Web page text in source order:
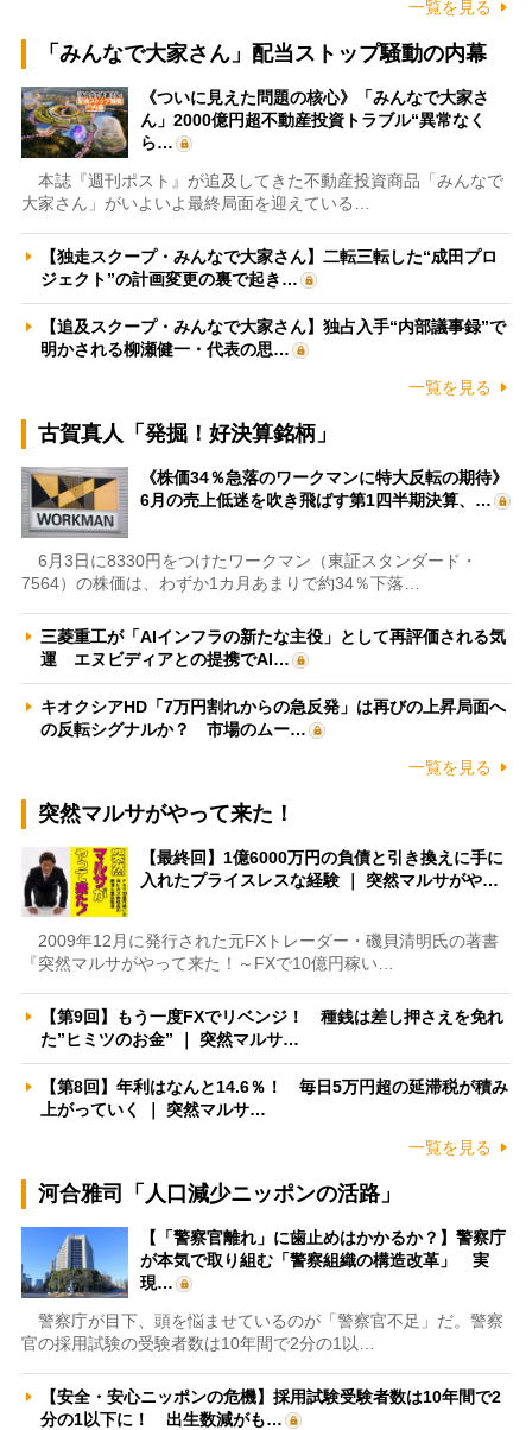
一覧を見る
「みんなで大家さん」配当ストップ騒動の内幕
《ついに見えた問題の核心》「みんなで大家さ
ん」2000億円超不動産投資トラブル“異常なく
ら…
本誌『週刊ポスト』が追及してきた不動産投資商品「みんなで
大家さん」がいよいよ最終局面を迎えている…
【独走スクープ・みんなで大家さん】二転三転した“成田プロ
ジェクト”の計画変更の裏で起き…
【追及スクープ・みんなで大家さん】独占入手“内部議事録”で
明かされる柳瀬健一・代表の思…
一覧を見る
古賀真人「発掘！好決算銘柄」
《株価34％急落のワークマンに特大反転の期待》
6月の売上低迷を吹き飛ばす第1四半期決算、…
6月3日に8330円をつけたワークマン（東証スタンダード・
7564）の株価は、わずか1カ月あまりで約34％下落…
三菱重工が「AIインフラの新たな主役」として再評価される気
運 エヌビディアとの提携でAI…
キオクシアHD「7万円割れからの急反発」は再びの上昇局面へ
の反転シグナルか？ 市場のムー…
一覧を見る
突然マルサがやって来た！
【最終回】1億6000万円の負債と引き換えに手に
入れたプライスレスな経験 ｜ 突然マルサがや…
2009年12月に発行された元FXトレーダー・磯貝清明氏の著書
『突然マルサがやって来た！～FXで10億円稼い…
【第9回】もう一度FXでリベンジ！ 種銭は差し押さえを免れ
た”ヒミツのお金” ｜ 突然マルサ…
【第8回】年利はなんと14.6％！ 毎日5万円超の延滞税が積み
上がっていく ｜ 突然マルサ…
一覧を見る
河合雅司「人口減少ニッポンの活路」
【「警察官離れ」に歯止めはかかるか？】警察庁
が本気で取り組む「警察組織の構造改革」 実
現…
警察庁が目下、頭を悩ませているのが「警察官不足」だ。警察
官の採用試験の受験者数は10年間で2分の1以…
【安全・安心ニッポンの危機】採用試験受験者数は10年間で2
分の1以下に！ 出生数減がも…